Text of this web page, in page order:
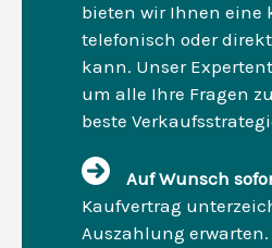
bieten wir Ihnen eine
telefonisch oder
kann. Unser
um alle Ihre Fragen
beste
Auf Wunsch
Kaufvertrag
Auszahlung